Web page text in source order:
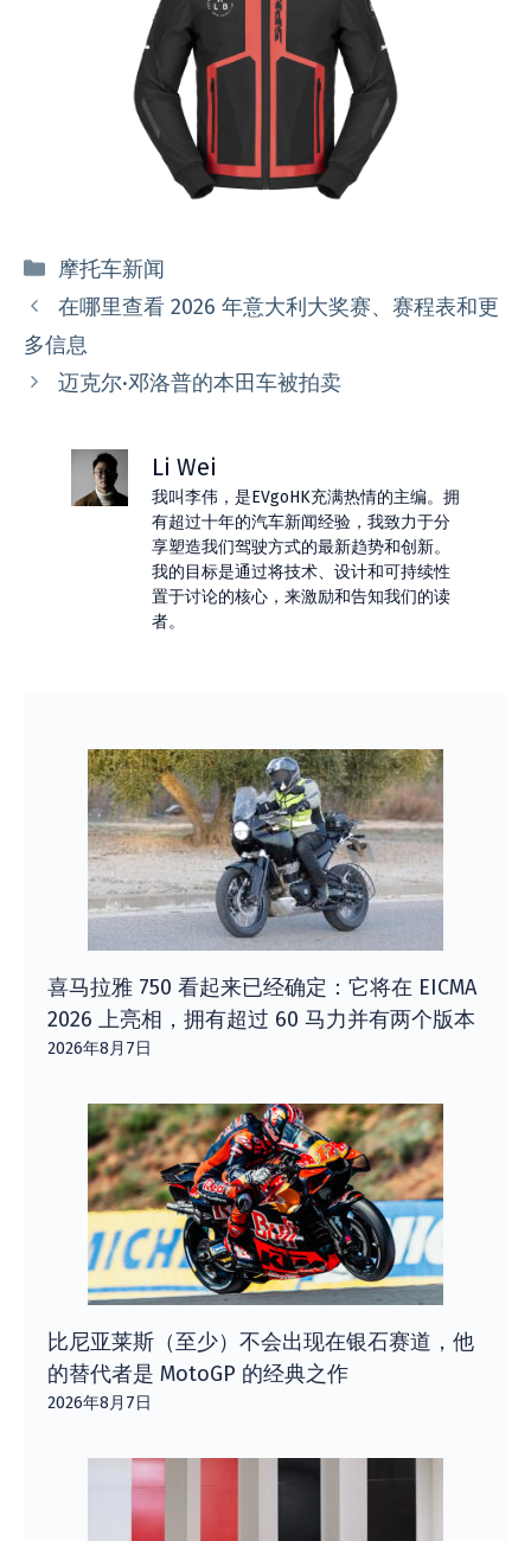
分
类
摩托车新闻
在哪里查看 2026 年意大利大奖赛、赛程表和更
多信息
迈克尔·邓洛普的本田车被拍卖
Li Wei
我叫李伟，是EVgoHK充满热情的主编。拥
有超过十年的汽车新闻经验，我致力于分
享塑造我们驾驶方式的最新趋势和创新。
我的目标是通过将技术、设计和可持续性
置于讨论的核心，来激励和告知我们的读
者。
喜马拉雅 750 看起来已经确定：它将在 EICMA
2026 上亮相，拥有超过 60 马力并有两个版本
2026年8月7日
比尼亚莱斯（至少）不会出现在银石赛道，他
的替代者是 MotoGP 的经典之作
2026年8月7日